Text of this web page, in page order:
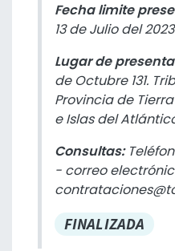
Fecha limite
13 de Julio del
Lugar de
de Octubre 131.
Provincia de
e Islas del
Consultas:
- correo
FINALIZADA